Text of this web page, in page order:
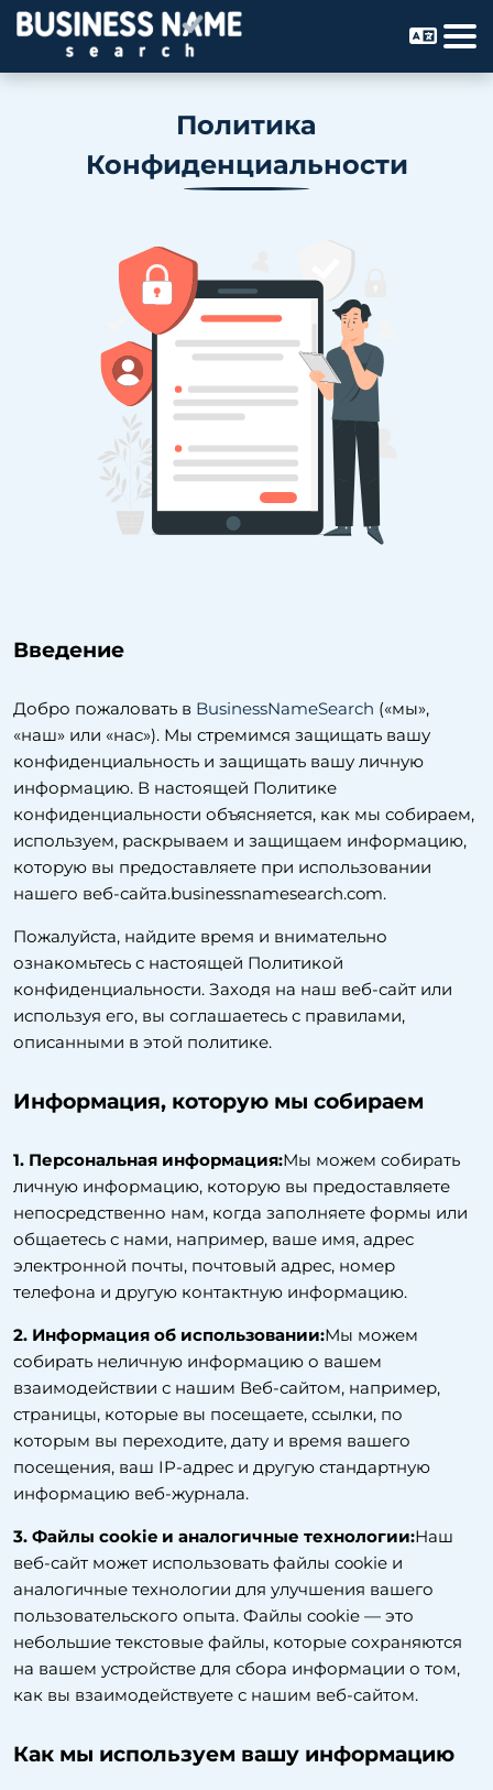
Политика
Конфиденциальности
Введение
Добро пожаловать в BusinessNameSearch («мы»,
«наш» или «нас»). Мы стремимся защищать вашу
конфиденциальность и защищать вашу личную
информацию. В настоящей Политике
конфиденциальности объясняется, как мы собираем,
используем, раскрываем и защищаем информацию,
которую вы предоставляете при использовании
нашего веб-сайта.businessnamesearch.com.
Пожалуйста, найдите время и внимательно
ознакомьтесь с настоящей Политикой
конфиденциальности. Заходя на наш веб-сайт или
используя его, вы соглашаетесь с правилами,
описанными в этой политике.
Информация, которую мы собираем
1. Персональная информация:Мы можем собирать
личную информацию, которую вы предоставляете
непосредственно нам, когда заполняете формы или
общаетесь с нами, например, ваше имя, адрес
электронной почты, почтовый адрес, номер
телефона и другую контактную информацию.
2. Информация об использовании:Мы можем
собирать неличную информацию о вашем
взаимодействии с нашим Веб-сайтом, например,
страницы, которые вы посещаете, ссылки, по
которым вы переходите, дату и время вашего
посещения, ваш IP-адрес и другую стандартную
информацию веб-журнала.
3. Файлы cookie и аналогичные технологии:Наш
веб-сайт может использовать файлы cookie и
аналогичные технологии для улучшения вашего
пользовательского опыта. Файлы cookie — это
небольшие текстовые файлы, которые сохраняются
на вашем устройстве для сбора информации о том,
как вы взаимодействуете с нашим веб-сайтом.
Как мы используем вашу информацию